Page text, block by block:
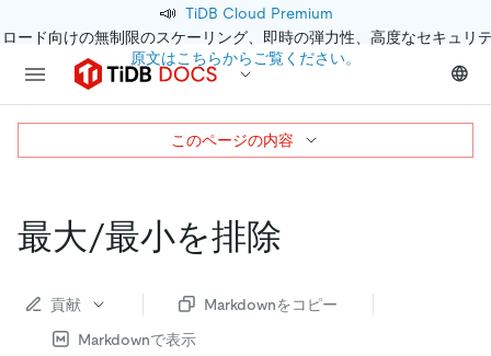
📣 TiDB Cloud Premium
ード向けの無制限のスケーリング、即時の弾力性、高度なセキュリ
原文はこちらからご覧ください。
最大/最小を排除
貢献
Markdownをコピー
Markdownで表示
このページの内容